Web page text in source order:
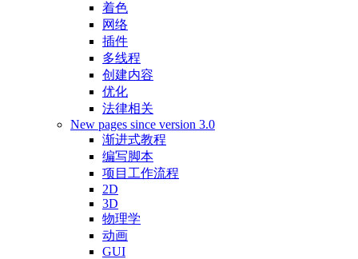
着色
网络
插件
多线程
创建内容
优化
法律相关
New pages since version 3.0
渐进式教程
编写脚本
项目工作流程
2D
3D
物理学
动画
GUI